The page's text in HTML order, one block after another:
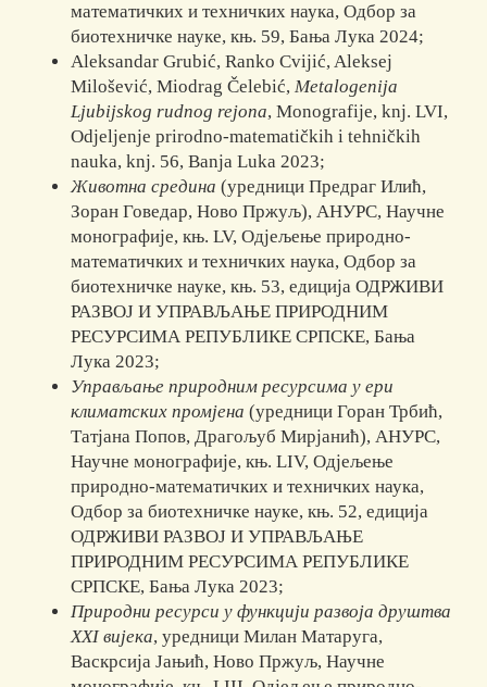
математичких и техничких наука, Одбор за
биотехничке науке, књ. 59, Бања Лука 2024;
Aleksandar Grubić, Ranko Cvijić, Aleksej
Milošević, Miodrag Čelebić,Metalogenija
Ljubijskog rudnog rejona, Monografije, knj. LVI,
Odjelјenje prirodno-matematičkih i tehničkih
nauka, knj. 56, Banja Luka 2023;
Животна средина (уредници Предраг Илић,
Зоран Говедар, Ново Пржуљ), АНУРС, Научне
монографије, књ. LV, Одјељење природно-
математичких и техничких наука, Одбор за
биотехничке науке, књ. 53, едиција ОДРЖИВИ
РАЗВОЈ И УПРАВЉАЊЕ ПРИРОДНИМ
РЕСУРСИМА РЕПУБЛИКЕ СРПСКЕ, Бања
Лука 2023;
Управљање природним ресурсима у ери
климатских промјена (уредници Горан Трбић,
Татјана Попов, Драгољуб Mирjaнић), АНУРС,
Научне монографије, књ. LIV, Одјељење
природно-математичких и техничких наука,
Одбор за биотехничке науке, књ. 52, едиција
ОДРЖИВИ РАЗВОЈ И УПРАВЉАЊЕ
ПРИРОДНИМ РЕСУРСИМА РЕПУБЛИКЕ
СРПСКЕ, Бања Лука 2023;
Природни ресурси у функцији развоја друштва
XXI вијека, уредници Милан Матаруга,
Васкрсија Јањић, Ново Пржуљ, Научне